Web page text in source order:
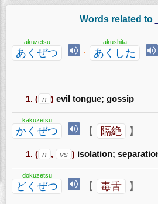
Words related to
あくぜつ
akuzetsu
· あくした
akushita
( n ) evil tongue; gossip
かくぜつ
kakuzetsu
【 隔絶 】
( n , vs ) isolation;
どくぜつ
dokuzetsu
【 毒舌 】